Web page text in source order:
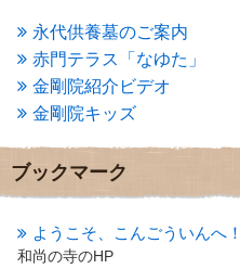
2013年5月(13)
2013年4月(1)
2013年3月 (4)
2013年2月(6)
2013年1月(6)
2012年12月(7)
2012年11月(7)
2012年10月
2012年8月
(9)
2012年7月(10)
永代供養墓のご案内
赤門テラス「なゆた」
金剛院紹介ビデオ
金剛院キッズ
ブックマーク
ようこそ、こんごういんへ！
和尚の寺のHP